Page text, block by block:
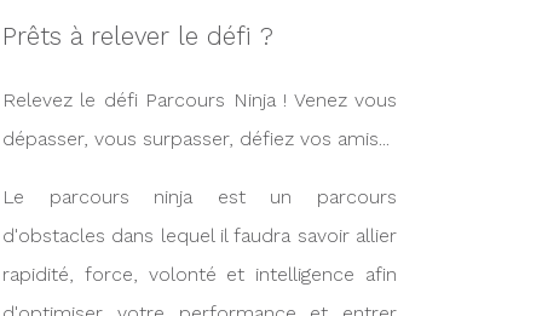
Prêts à relever le défi ?
Relevez le défi Parcours Ninja ! Venez vous
dépasser, vous surpasser, défiez vos amis...
Le parcours ninja est un parcours
d'obstacles dans lequel il faudra savoir allier
rapidité, force, volonté et intelligence afin